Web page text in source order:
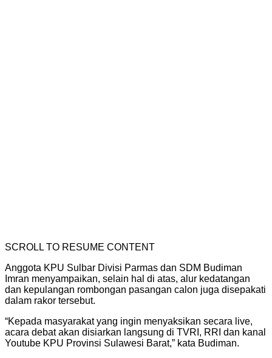
SCROLL TO RESUME CONTENT
Anggota KPU Sulbar Divisi Parmas dan SDM Budiman
Imran menyampaikan, selain hal di atas, alur kedatangan
dan kepulangan rombongan pasangan calon juga disepakati
dalam rakor tersebut.
“Kepada masyarakat yang ingin menyaksikan secara live,
acara debat akan disiarkan langsung di TVRI, RRI dan kanal
Youtube KPU Provinsi Sulawesi Barat,” kata Budiman.